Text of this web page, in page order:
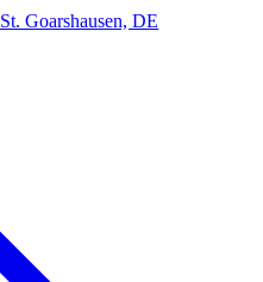
St. Goarshausen, DE